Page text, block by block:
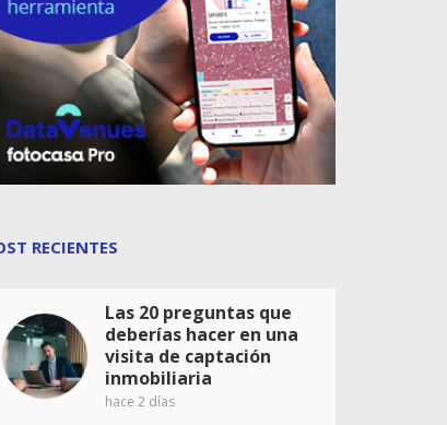
RECIENTES
Las 20 preguntas que
deberías hacer en una
visita de captación
inmobiliaria
hace 2 días